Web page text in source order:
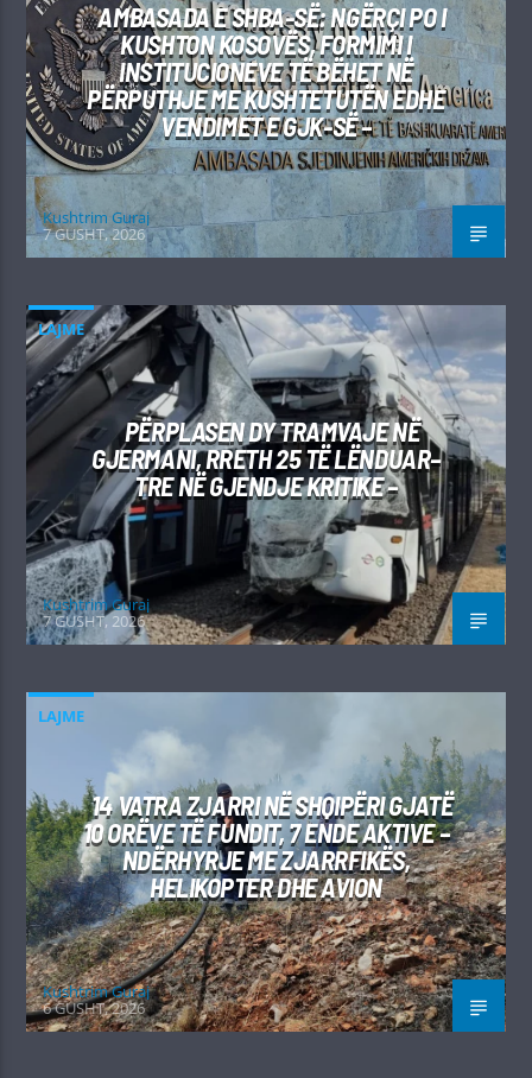
AMBASADA E SHBA-SË: NGËRÇI PO I
KUSHTON KOSOVËS, FORMIMI I
INSTITUCIONEVE TË BËHET NË
PËRPUTHJE ME KUSHTETUTËN EDHE
VENDIMET E GJK-SË –
Kushtrim Guraj
7 GUSHT, 2026
LAJME
PËRPLASEN DY TRAMVAJE NË
GJERMANI, RRETH 25 TË LËNDUAR–
TRE NË GJENDJE KRITIKE –
Kushtrim Guraj
7 GUSHT, 2026
LAJME
14 VATRA ZJARRI NË SHQIPËRI GJATË
10 ORËVE TË FUNDIT, 7 ENDE AKTIVE –
NDËRHYRJE ME ZJARRFIKËS,
HELIKOPTER DHE AVION
Kushtrim Guraj
6 GUSHT, 2026